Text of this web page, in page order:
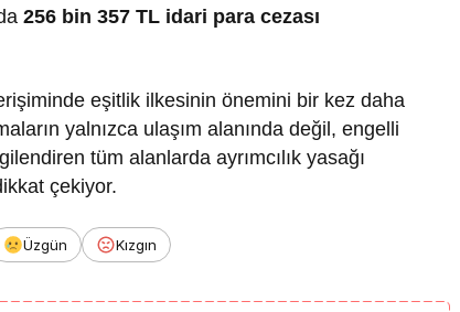
256 bin 357 TL idari para cezası
eşitlik ilkesinin önemini bir kez daha
yalnızca ulaşım alanında değil, engelli
tüm alanlarda ayrımcılık yasağı
çekiyor.
Üzgün Kızgın